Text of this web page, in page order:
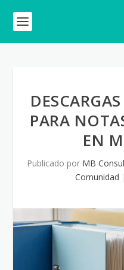
PARA
EN
Publicado por MB
Comunidad